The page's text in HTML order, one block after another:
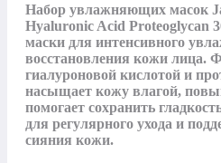
Набор увлажняющих масок
Hyaluronic Acid Proteoglycan
маски для интенсивного
восстановления кожи лица.
гиалуроновой кислотой и
насыщает кожу влагой,
помогает сохранить
для регулярного ухода и
сияния кожи.